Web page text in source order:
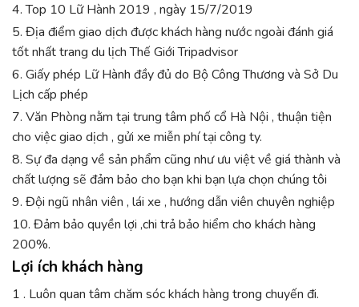
4. Top 10 Lữ Hành 2019 , ngày 15/7/2019
5. Địa điểm giao dịch được khách hàng nước ngoài đánh giá
tốt nhất trang du lịch Thế Giới Tripadvisor
6. Giấy phép Lữ Hành đầy đủ do Bộ Công Thương và Sở Du
Lịch cấp phép
7. Văn Phòng nằm tại trung tâm phố cổ Hà Nội , thuận tiện
cho việc giao dịch , gửi xe miễn phí tại công ty.
8. Sự đa dạng về sản phẩm cũng như ưu việt về giá thành và
chất lượng sẽ đảm bảo cho bạn khi bạn lựa chọn chúng tôi
9. Đội ngũ nhân viên , lái xe , hướng dẫn viên chuyên nghiệp
10. Đảm bảo quyền lợi ,chi trả bảo hiểm cho khách hàng
200%.
Lợi ích khách hàng
1 . Luôn quan tâm chăm sóc khách hàng trong chuyến đi.